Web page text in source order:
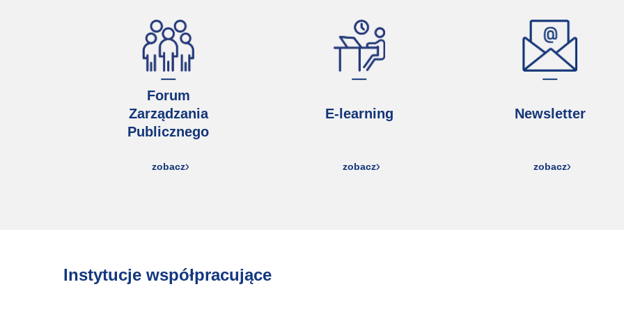
Forum
Zarządzania
Publicznego
zobacz
E-learning
zobacz
Newsletter
zobacz
Instytucje współpracujące